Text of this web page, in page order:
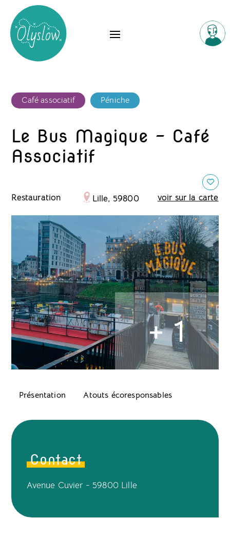
Café associatif Péniche
Le Bus Magique - Café
Associatif
Restauration Lille, 59800 voir sur la carte
+ 1
Présentation Atouts écoresponsables
Contact
Avenue Cuvier - 59800 Lille